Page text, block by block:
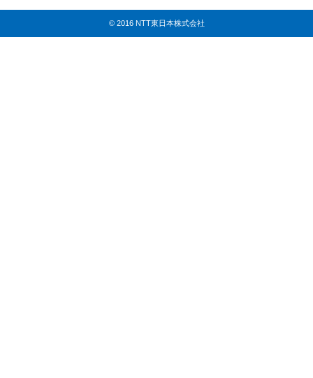
© 2016 NTT東日本株式会社